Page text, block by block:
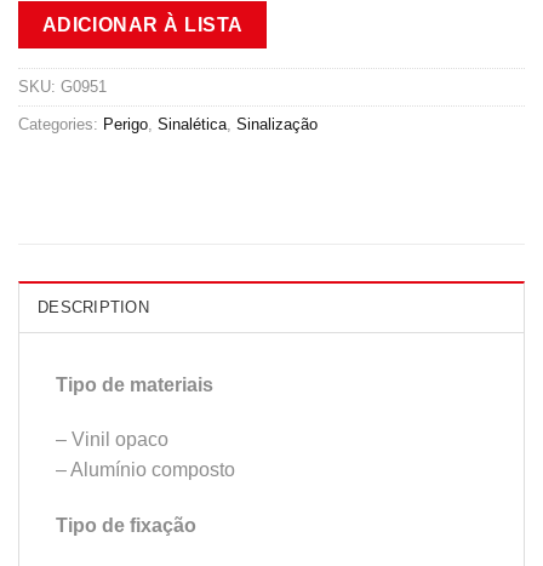
ADICIONAR À LISTA
SKU: G0951
Categories: Perigo Sinalética Sinalização
DESCRIPTION
Tipo de materiais
– Vinil opaco
– Alumínio composto
Tipo de fixação